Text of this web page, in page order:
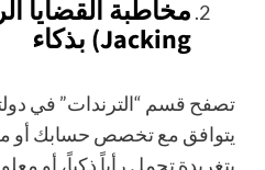
Jacking) بذكاء
تصفح قسم “الترندات” في
يتوافق مع تخصص حسابك أو
بتغريدة تحمل رأياً ذكياً، أو